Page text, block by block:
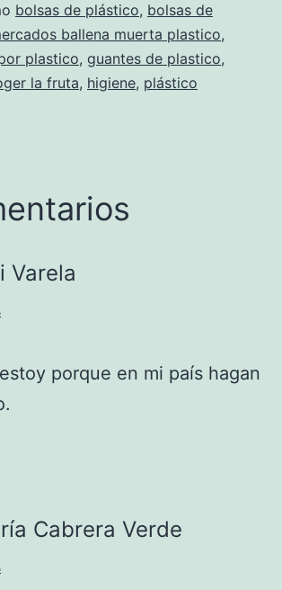
bolsas de plástico, bolsas de
ballena muerta plastico,
plastico, guantes de plastico,
la fruta, higiene, plástico
Varela
porque en mi país hagan
Cabrera Verde